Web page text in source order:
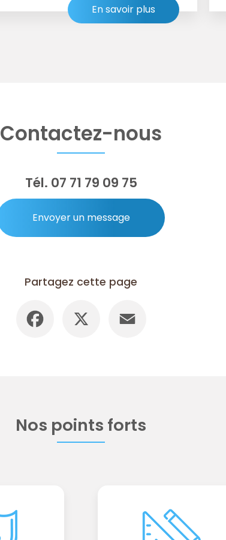
En savoir plus
Contactez-nous
Tél. 07 71 79 09 75
Envoyer un message
Partagez cette page
Nos points forts